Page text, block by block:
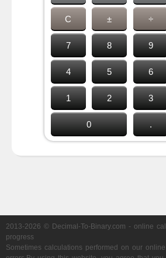
C ± ÷
7 8 9
4 5 6
1 2
3
0
.
2013-2026 © Decimal-To-Binary.com - online
progress
Sometimes calculations performed on our